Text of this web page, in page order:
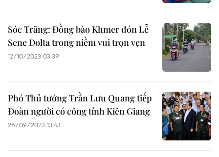
Sóc Trăng: Đồng bào Khmer đón Lễ
Sene Dolta trong niềm vui trọn vẹn
12/10/2023 03:39
Phó Thủ tướng Trần Lưu Quang tiếp
Đoàn người có công tỉnh Kiên Giang
26/09/2023 13:43